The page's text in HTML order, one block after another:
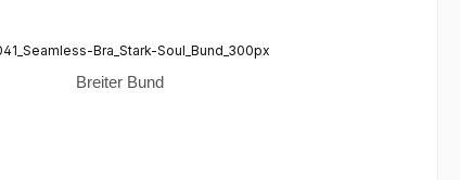
Breiter Bund